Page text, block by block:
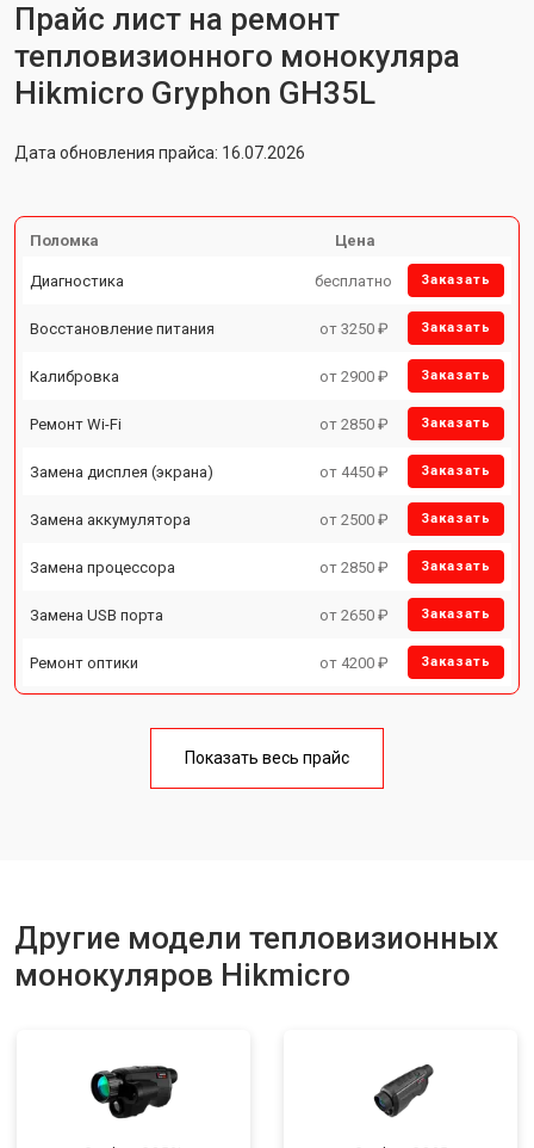
Прайс лист на ремонт
тепловизионного монокуляра
Hikmicro Gryphon GH35L
Дата обновления прайса: 16.07.2026
Поломка Цена
Диагностика бесплатно Заказать
Восстановление питания от 3250 ₽ Заказать
Калибровка от 2900 ₽ Заказать
Ремонт Wi-Fi от 2850 ₽ Заказать
Замена дисплея (экрана) от 4450 ₽ Заказать
Замена аккумулятора от 2500 ₽ Заказать
Замена процессора от 2850 ₽ Заказать
Замена USB порта от 2650 ₽ Заказать
Ремонт оптики от 4200 ₽ Заказать
Показать весь прайс
Другие модели тепловизионных
монокуляров Hikmicro